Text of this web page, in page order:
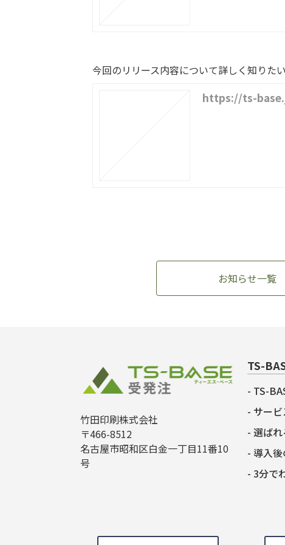
今回のリリース内容について詳しく知りた
https://ts-
お知らせ一覧
竹田印刷株式会社
〒466-8512
名古屋市昭和区白金一丁目11番10
号
TS-
TS-
サー
選ばれ
導入
3分で